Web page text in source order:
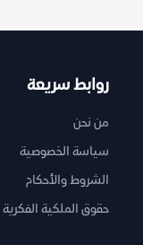
روابط سريعة
من نحن
سياسة الخصوصية
الشروط والأحكام
حقوق الملكية الفكرية